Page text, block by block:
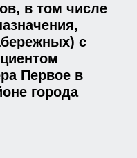
в том числе
с
Первое в
города